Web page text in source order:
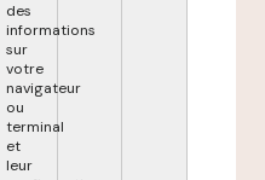
des
informations
sur
votre
navigateur
ou
terminal
et
leur